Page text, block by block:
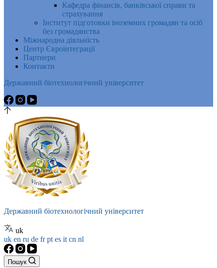
Кафедра фінансів, банківської справи та
страхування
Інститут підготовки іноземних громадян та осіб
без громадянства
Міжнародна діяльність
Центр Євроінтеграції
Партнери
Контакти
Державний біотехнологічний університет
Державний біотехнологічний університет
uk
uk en ru de frpt es it cn nl
Пошук